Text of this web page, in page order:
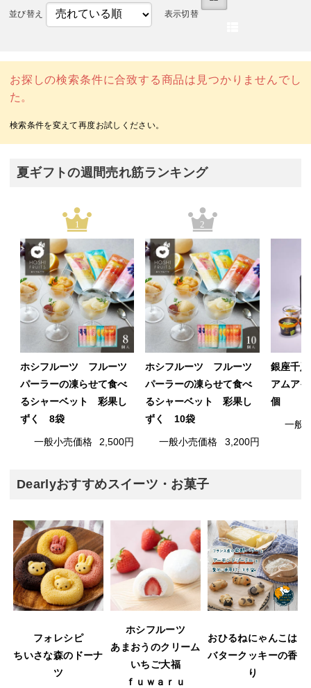
並び替え 表示切替
お探しの検索条件に合致する商品は見つかりませんでし
た。
夏ギフトの週間売れ筋ランキング
1
ホシフルーツ フルーツ
パーラーの凍らせて食べ
るシャーベット 彩果し
ずく 8袋
一般小売価格 2,500円
2
ホシフルーツ フルーツ
パーラーの凍らせて食べ
るシャーベット 彩果し
ずく 10袋
一般小売価格 3,200円
銀座千
アムア
個
一般
Dearlyおすすめスイーツ・お菓子
フォレシピ
ちいさな森のドーナ
ツ
ホシフルーツ
あまおうのクリーム
いちご大福
ｆｕｗａｒｕ
おひるねにゃんこは
バタークッキーの香
り